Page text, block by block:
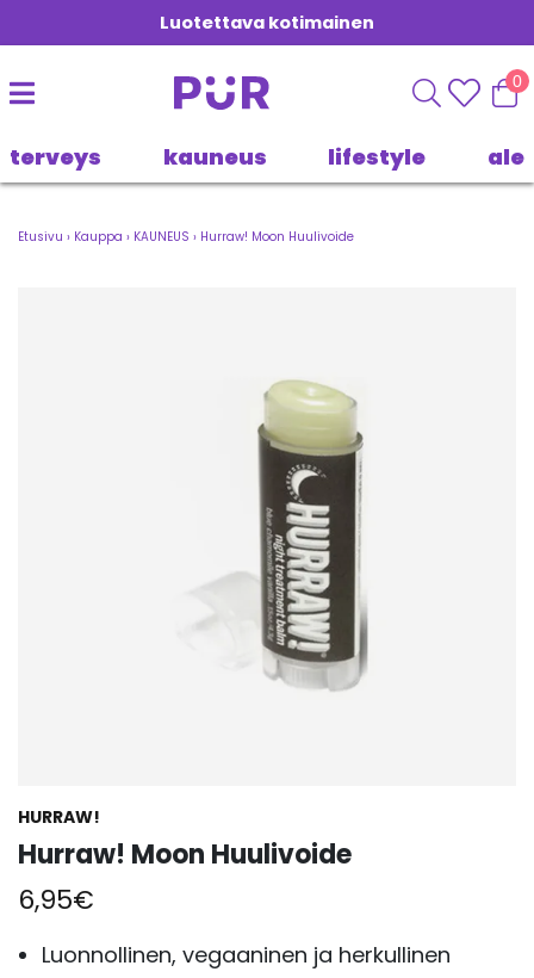
Luotettava kotimainen
0
terveys kauneus lifestyle ale
Etusivu › Kauppa › KAUNEUS › Hurraw! Moon Huulivoide
HURRAW!
Hurraw! Moon Huulivoide
6,95€
Luonnollinen, vegaaninen ja herkullinen